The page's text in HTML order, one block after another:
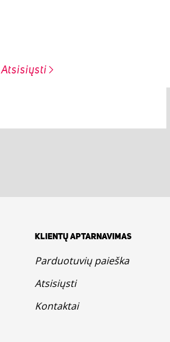
Atsisiųsti
KLIENTŲ APTARNAVIMAS
Parduotuvių paieška
Atsisiųsti
Kontaktai